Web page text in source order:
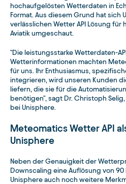
hochaufgelösten Wetterdaten in
Format. Aus diesem Grund hat sich
verlässlichen Wetter API Lösung
Aviatik umgeschaut.
"Die leistungsstarke Wetterdaten-
Wetterinformationen machten
für uns. Ihr Enthusiasmus,
integrieren, wird unseren Kunden
liefern, die sie für die
benötigen", sagt Dr. Christoph
bei Unisphere.
Meteomatics Wetter API
Unisphere
Neben der Genauigkeit der
Downscaling eine Auflösung von
Unisphere auch noch weitere